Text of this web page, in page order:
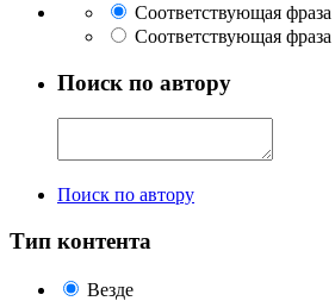
Соответствующая фраза
Соответствующая фраза
Поиск по автору
Поиск по автору
Тип контента
Везде